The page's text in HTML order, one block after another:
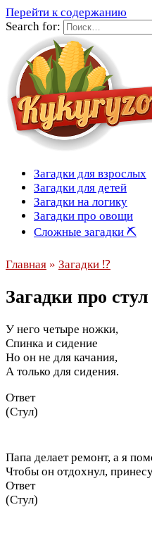
Перейти к содержанию
Search for:
Загадки для взрослых
Загадки для детей
Загадки на логику
Загадки про овощи
Сложные загадки ⛏
Главная » Загадки ⁉
Загадки про
У него четыре ножки,
Спинка и сидение
Но он не для качания,
А только для сидения.
Ответ
(Стул)
Папа делает ремонт, а я
Чтобы он отдохнул,
Ответ
(Стул)